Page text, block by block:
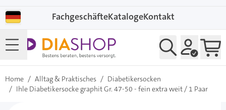
FachgeschäfteKatalogeKontakt
Home / Alltag & Praktisches / Diabetikersocken
/ Ihle Diabetikersocke graphit Gr. 47-50 - fein extra weit / 1 Paar